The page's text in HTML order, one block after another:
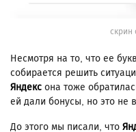
скрин
Несмотря на то, что ее
собирается решить
Яндекс она тоже
ей дали бонусы, но это не
До этого мы писали, что